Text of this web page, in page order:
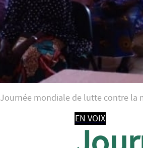
Journée mondiale de lutte contre la
EN VOIX